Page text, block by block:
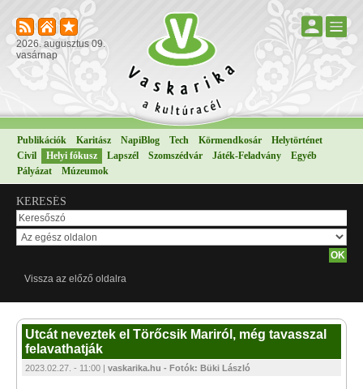
2026. augusztus 09.
vasárnap
Publikációk Karitász NapiBlog Tech Körmendkosár
Helytörténet
Civil
Helyi fókusz Lapszél Szomszédvár Játék-Feladvány
Egyéb
Pályázat
Múzeumok
KERESÉS
Vissza az előző oldalra
Utcát neveztek el Törőcsik Mariról, még tavasszal
felavathatják
2023.02.27. - 11:00 | vaskarika.hu - Fotók: Büki László